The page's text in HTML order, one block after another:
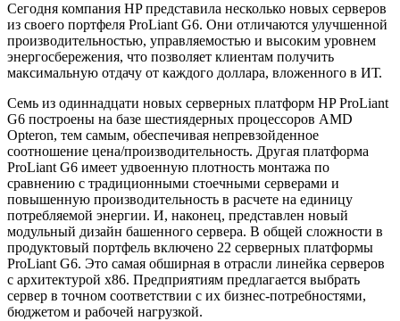
Сегодня компания HP представила несколько новых серверов
из своего портфеля ProLiant G6. Они отличаются улучшенной
производительностью, управляемостью и высоким уровнем
энергосбережения, что позволяет клиентам получить
максимальную отдачу от каждого доллара, вложенного в ИТ.
Семь из одиннадцати новых серверных платформ HP ProLiant
G6 построены на базе шестиядерных процессоров AMD
Opteron, тем самым, обеспечивая непревзойденное
соотношение цена/производительность. Другая платформа
ProLiant G6 имеет удвоенную плотность монтажа по
сравнению с традиционными стоечными серверами и
повышенную производительность в расчете на единицу
потребляемой энергии. И, наконец, представлен новый
модульный дизайн башенного сервера. В общей сложности в
продуктовый портфель включено 22 серверных платформы
ProLiant G6. Это самая обширная в отрасли линейка серверов
с архитектурой x86. Предприятиям предлагается выбрать
сервер в точном соответствии с их бизнес-потребностями,
бюджетом и рабочей нагрузкой.